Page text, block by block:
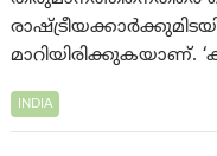
മാറിയിരിക്കുകയാണ്.
INDIA